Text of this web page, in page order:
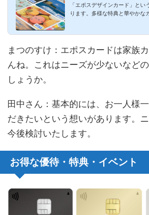
「エポスデザインカード」とい
ります。多様な特典と華やかな
まつのすけ ：エポスカードは家族
んね。これはニーズが少ないなど
しょうか。
田中さん ：基本的には、お一人様
だきたいという想いがあります。
今後検討いたします。
お得な優待・特典・イベント